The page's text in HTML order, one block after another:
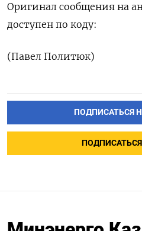
Оригинал ‌сообщения на
доступен по коду:
(Павел ‌Политюк)
ПОДПИСАТЬСЯ
ПОДПИСАТЬСЯ